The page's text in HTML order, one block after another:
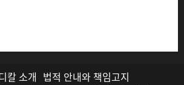
칼 소개 법적 안내와 책임고지